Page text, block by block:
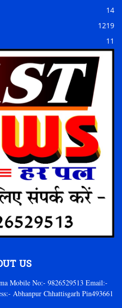
14
1219
11
US
Mobile No:- 9826529513 Email:-
Abhanpur Chhattisgarh Pin493661